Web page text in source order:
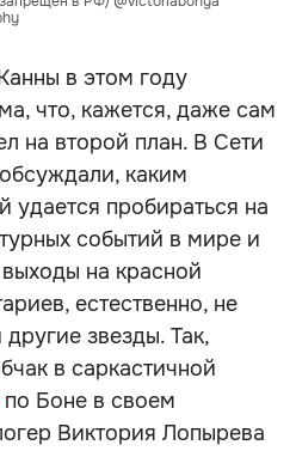
в этом году
что, кажется, даже сам
на второй план. В Сети
каким
удается пробираться на
событий в мире и
на красной
естественно, не
звезды. Так,
в саркастичной
по Боне в своем
Виктория Лопырева